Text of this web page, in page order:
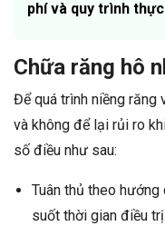
phí và quy trình
Chữa răng hô
Để quá trình niềng răng
và không để lại rủi ro
số điều như sau:
Tuân thủ theo
suốt thời gian điều